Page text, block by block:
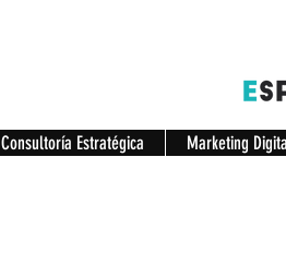
Consultoría Estratégica Marketing